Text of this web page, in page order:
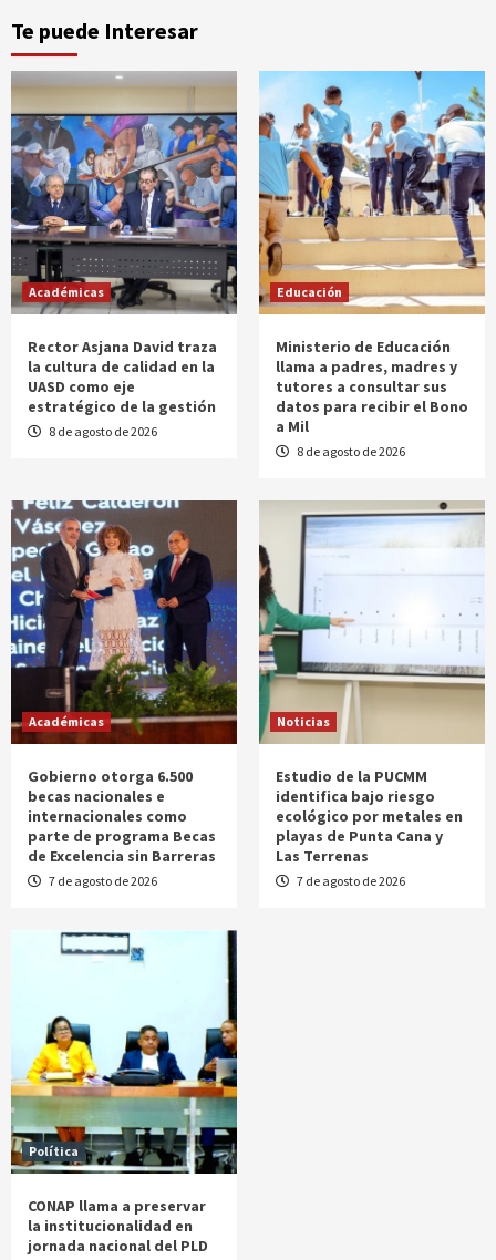
Te puede Interesar
Académicas
Rector Asjana David traza
la cultura de calidad en la
UASD como eje
estratégico de la gestión
8 de agosto de 2026
Educación
Ministerio de Educación
llama a padres, madres y
tutores a consultar sus
datos para recibir el Bono
a Mil
8 de agosto de 2026
Académicas
Gobierno otorga 6.500
becas nacionales e
internacionales como
parte de programa Becas
de Excelencia sin Barreras
7 de agosto de 2026
Noticias
Estudio de la PUCMM
identifica bajo riesgo
ecológico por metales en
playas de Punta Cana y
Las Terrenas
7 de agosto de 2026
Política
CONAP llama a preservar
la institucionalidad en
jornada nacional del PLD